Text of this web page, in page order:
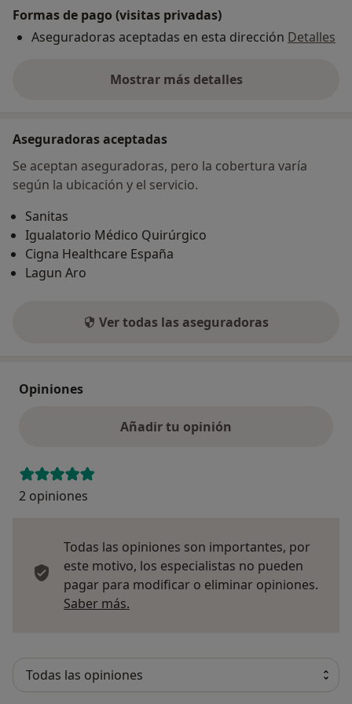
Formas de pago (visitas privadas)
Aseguradoras aceptadas en esta dirección Detalles
Mostrar más detalles
sobre la dirección
Aseguradoras aceptadas
Se aceptan aseguradoras, pero la cobertura varía
según la ubicación y el servicio.
Sanitas
Igualatorio Médico Quirúrgico
Cigna Healthcare España
Lagun Aro
Ver todas las aseguradoras
Opiniones
Añadir tu opinión
2 opiniones
Todas las opiniones son importantes, por
este motivo, los especialistas no pueden
pagar para modificar o eliminar opiniones.
Saber más.